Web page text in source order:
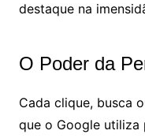
destaque na
O Poder da
Cada clique, busca
que o Google utiliza